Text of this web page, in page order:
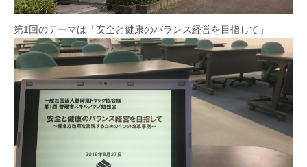
第1回のテーマは「安全と健康のバランス経営を目指して」